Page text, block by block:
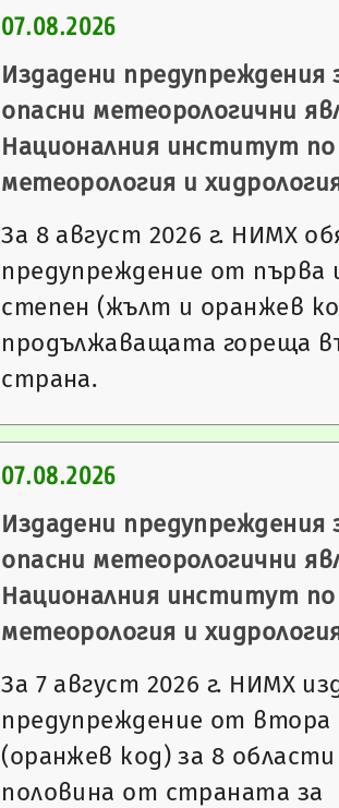
07.08.2026
Издадени предупреждения
опасни метеорологични
Националния институт по
метеорология и
За 8 август 2026 г. НИМХ
предупреждение от първа
степен (жълт и оранжев
продължаващата гореща
страна.
07.08.2026
Издадени предупреждения
опасни метеорологични
Националния институт по
метеорология и
За 7 август 2026 г. НИМХ
предупреждение от втора
(оранжев код) за 8
половина от страната за